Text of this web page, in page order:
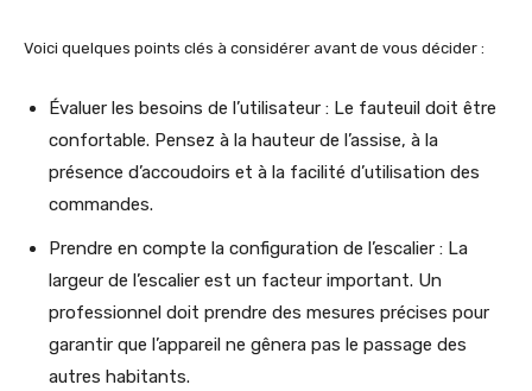
Voici quelques points clés à considérer avant de vous décider :
Évaluer les besoins de l’utilisateur : Le fauteuil doit être
confortable. Pensez à la hauteur de l’assise, à la
présence d’accoudoirs et à la facilité d’utilisation des
commandes.
Prendre en compte la configuration de l’escalier : La
largeur de l’escalier est un facteur important. Un
professionnel doit prendre des mesures précises pour
garantir que l’appareil ne gênera pas le passage des
autres habitants.